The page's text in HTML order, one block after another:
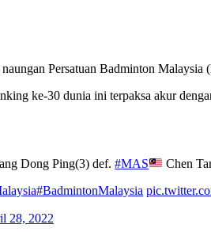
Persatuan Badminton
ke-30 dunia ini terpaksa akur
Dong Ping(3) def.#MAS Chen
#BadmintonMalaysia
28, 2022